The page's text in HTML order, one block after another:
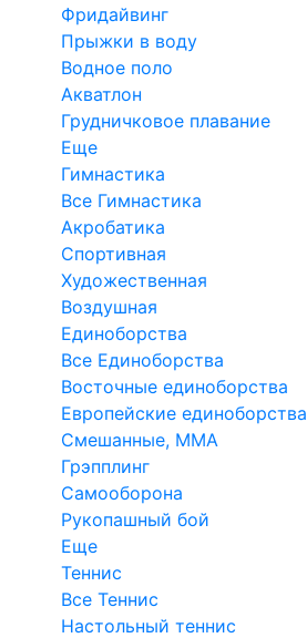
Фридайвинг
Прыжки в воду
Водное поло
Акватлон
Грудничковое плавание
Еще
Гимнастика
Все Гимнастика
Акробатика
Спортивная
Художественная
Воздушная
Единоборства
Все Единоборства
Восточные единоборства
Европейские единоборства
Смешанные, ММА
Грэпплинг
Самооборона
Рукопашный бой
Еще
Теннис
Все Теннис
Настольный теннис